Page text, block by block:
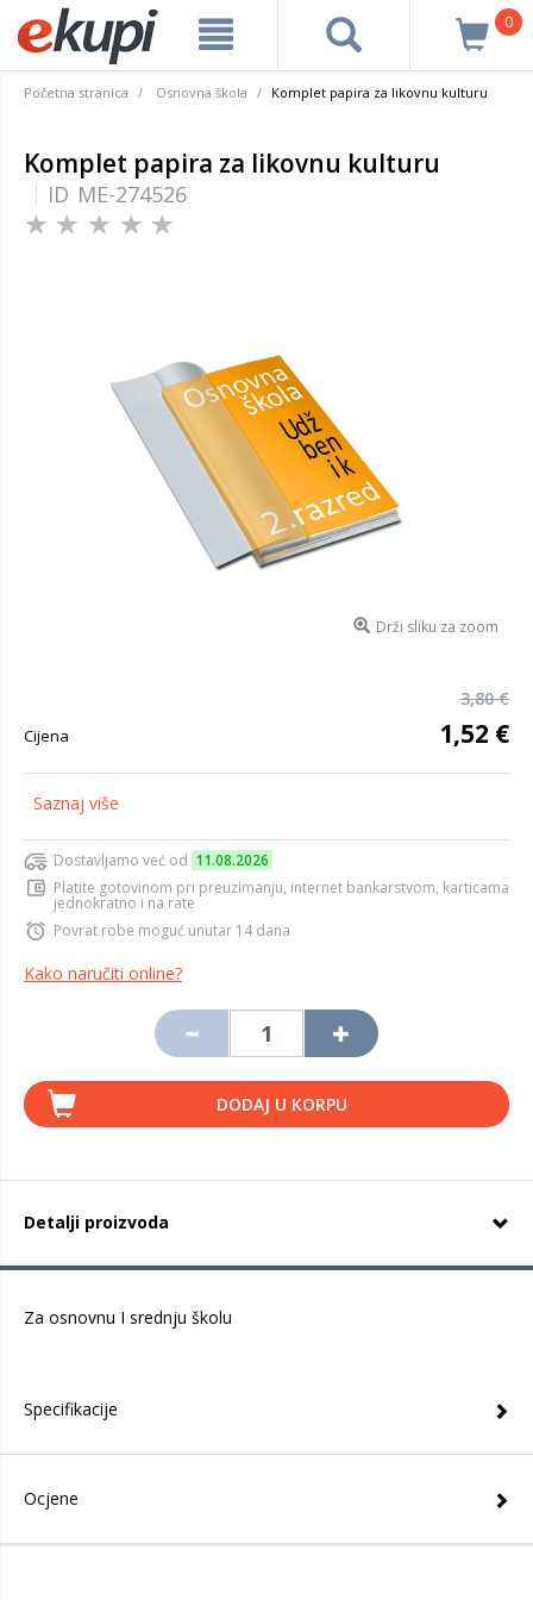
0
Početna stranica Osnovna škola Komplet papira za likovnu kulturu
Komplet papira za likovnu kulturu
ID ME-274526
Drži sliku za zoom
3,80 €
Cijena 1,52 €
Saznaj više
Dostavljamo već od 11.08.2026
Platite gotovinom pri preuzimanju, internet bankarstvom, karticama
jednokratno i na rate
Povrat robe moguć unutar 14 dana
Kako naručiti online?
DODAJ U KORPU
Detalji proizvoda
Za osnovnu I srednju školu
Specifikacije
Ocjene